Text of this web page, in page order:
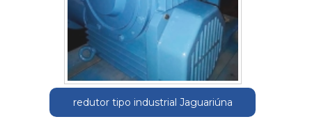
redutor tipo industrial Jaguariúna